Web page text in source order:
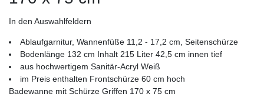
In den Auswahlfeldern
Ablaufgarnitur, Wannenfüße 11,2 - 17,2 cm, Seitenschürze
Bodenlänge 132 cm Inhalt 215 Liter 42,5 cm innen tief
aus hochwertigem Sanitär-Acryl Weiß
im Preis enthalten Frontschürze 60 cm hoch
Badewanne mit Schürze Griffen 170 x 75 cm